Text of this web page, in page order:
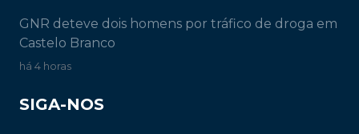
GNR deteve dois homens por tráfico de droga em
Castelo Branco
há 4 horas
SIGA-NOS